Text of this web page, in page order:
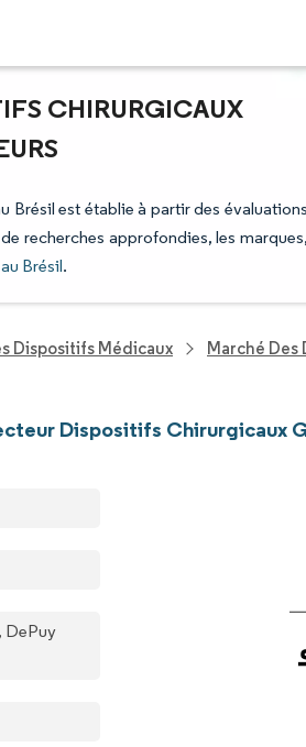
CHIRURGICAUX
Brésil est établie à partir des évaluations
recherches approfondies, les marques,
Brésil.
Dispositifs Médicaux Marché Des
Dispositifs Chirurgicaux
DePuy